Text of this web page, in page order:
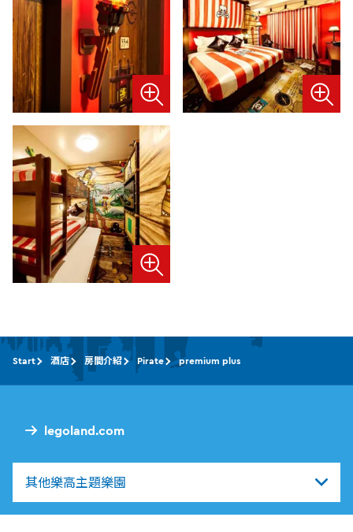
legoland.com
其他樂高主題樂園
Start 酒店 房間介紹 Pirate premium plus